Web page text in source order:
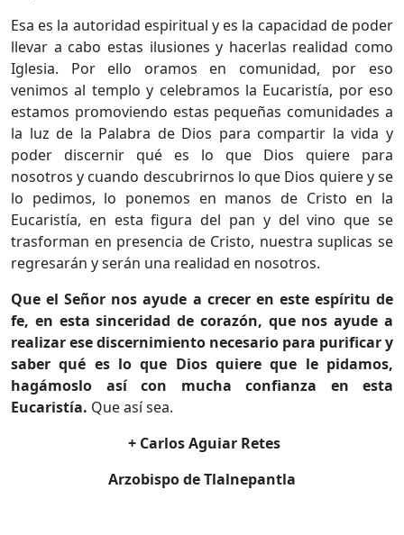
Esa es la autoridad espiritual y es la capacidad de poder
llevar a cabo estas ilusiones y hacerlas realidad como
Iglesia. Por ello oramos en comunidad, por eso
venimos al templo y celebramos la Eucaristía, por eso
estamos promoviendo estas pequeñas comunidades a
la luz de la Palabra de Dios para compartir la vida y
poder discernir qué es lo que Dios quiere para
nosotros y cuando descubrirnos lo que Dios quiere y se
lo pedimos, lo ponemos en manos de Cristo en la
Eucaristía, en esta figura del pan y del vino que se
trasforman en presencia de Cristo, nuestra suplicas se
regresarán y serán una realidad en nosotros.
Que el Señor nos ayude a crecer en este espíritu de
fe, en esta sinceridad de corazón, que nos ayude a
realizar ese discernimiento necesario para purificar y
saber qué es lo que Dios quiere que le pidamos,
hagámoslo así con mucha confianza en esta
Eucaristía. Que así sea.
+ Carlos Aguiar Retes
Arzobispo de Tlalnepantla